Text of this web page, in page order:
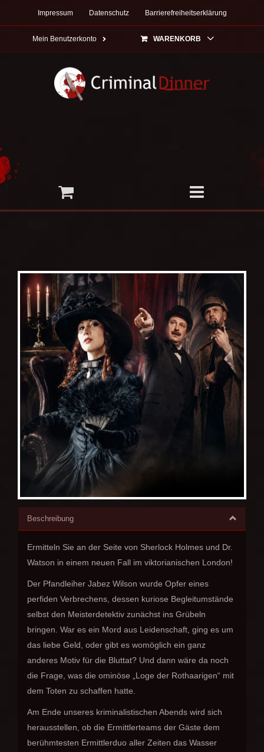
Impressum Datenschutz Barrierefreiheitserklärung
Mein Benutzerkonto WARENKORB
Beschreibung
Ermitteln Sie an der Seite von Sherlock Holmes und Dr.
Watson in einem neuen Fall im viktorianischen London!
Der Pfandleiher Jabez Wilson wurde Opfer eines
perfiden Verbrechens, dessen kuriose Begleitumstände
selbst den Meisterdetektiv zunächst ins Grübeln
bringen. War es ein Mord aus Leidenschaft, ging es um
das liebe Geld, oder gibt es womöglich ein ganz
anderes Motiv für die Bluttat? Und dann wäre da noch
die Frage, was die ominöse „Loge der Rothaarigen“ mit
dem Toten zu schaffen hatte.
Am Ende unseres kriminalistischen Abends wird sich
herausstellen, ob die Ermittlerteams der Gäste dem
berühmtesten Ermittlerduo aller Zeiten das Wasser